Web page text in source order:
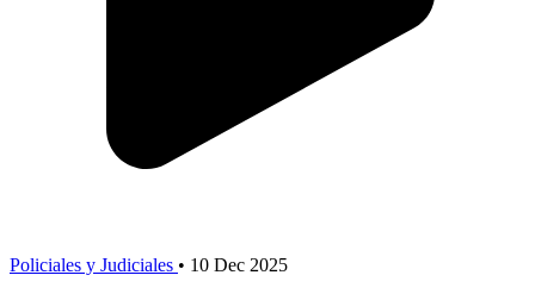
Policiales y Judiciales • 10 Dec 2025